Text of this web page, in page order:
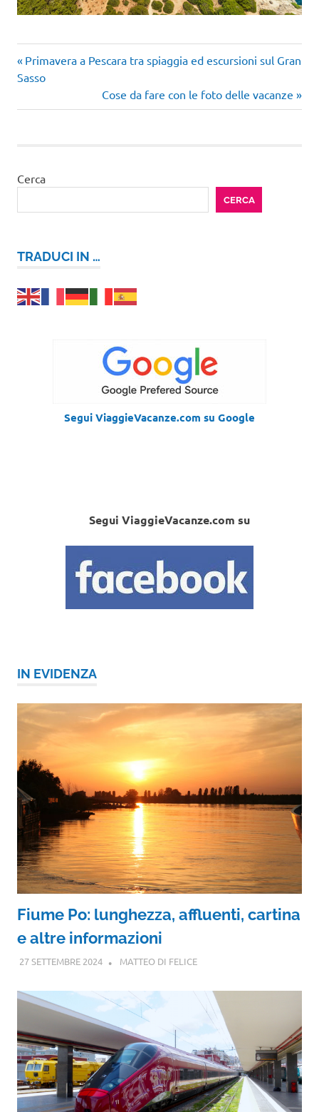
Navigazione
Articolo
precedente:
Primavera a Pescara tra spiaggia ed escursioni sul Gran
Sasso
Articolo
successivo:
Cose da fare con le foto delle vacanze
Cerca
CERCA
TRADUCI IN …
Segui ViaggieVacanze.com su Google
Segui ViaggieVacanze.com su
IN EVIDENZA
Fiume Po: lunghezza, affluenti, cartina
e altre informazioni
27 SETTEMBRE 2024 MATTEO DI FELICE